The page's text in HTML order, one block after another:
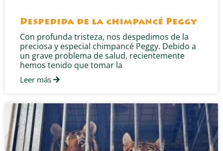
Despedida de la chimpancé Peggy
Con profunda tristeza, nos despedimos de la
preciosa y especial chimpancé Peggy. Debido a
un grave problema de salud, recientemente
hemos tenido que tomar la
Leer más